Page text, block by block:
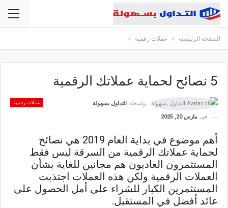
الصفحة الرئيسية عملات رقمية
5 نصائح لحماية عملاتك الرقمية
عملات رقمية بواسطة
التداول بسهولة
في مارس 20, 2025
أهم موضوع في بداية العام 2019 هي نصائح
لحماية عملاتك الرقمية من السرقة ليس فقط
المستثمرون العاديون هم مجانين للغاية بشأن
العملات الرقمية ولكن هذه العملات اجتذبت
المستثمرين الكبار للشراء على أمل الحصول على
عائد أفضل في المستقبل.